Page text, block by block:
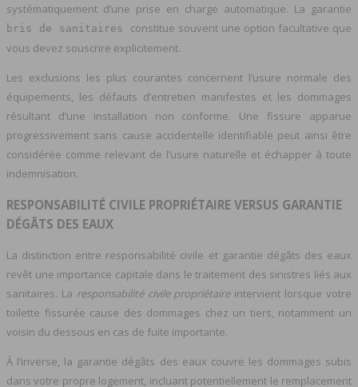
systématiquement d’une prise en charge automatique. La garantie
bris de sanitaires constitue souvent une option facultative que
vous devez souscrire explicitement.
Les exclusions les plus courantes concernent l’usure normale des
équipements, les défauts d’entretien manifestes et les dommages
résultant d’une installation non conforme. Une fissure apparue
progressivement sans cause accidentelle identifiable peut ainsi être
considérée comme relevant de l’usure naturelle et échapper à toute
indemnisation.
RESPONSABILITÉ CIVILE PROPRIÉTAIRE VERSUS GARANTIE
DÉGÂTS DES EAUX
La distinction entre responsabilité civile et garantie dégâts des eaux
revêt une importance capitale dans le traitement des sinistres liés aux
sanitaires. La responsabilité civile propriétaire intervient lorsque votre
toilette fissurée cause des dommages chez un tiers, notamment un
voisin du dessous en cas de fuite importante.
À l’inverse, la garantie dégâts des eaux couvre les dommages subis
dans votre propre logement, incluant potentiellement le remplacement